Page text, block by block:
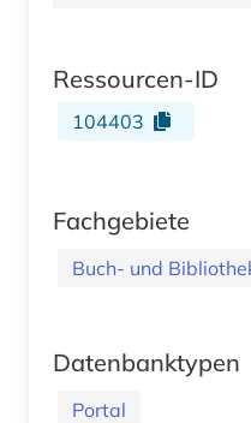
Ressourcen-ID
104403
Fachgebiete
Buch- und
Datenbanktypen
Portal